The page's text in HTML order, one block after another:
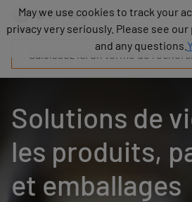
Solutions de
les produits,
et emballages
Produits
Industries
Ressources
A
Blog
Partenaires
Contacts
commerciaux
May we use cookies to track your
privacy very seriously. Please see
and any questions.
May we use cookies to track your
privacy very seriously. Please see
and any questions.